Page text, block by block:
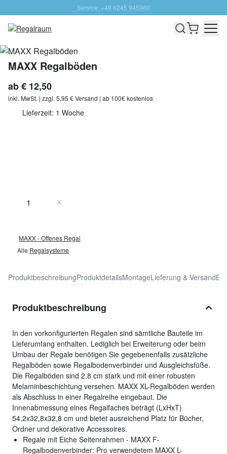
Service: +49 6245 945960
SUNNY SALE: Bis zu 20% Rabatt
MAXX Regalböden
ab€ 12,50
inkl. MwSt. | zzgl. 5,95 € Versand | ab 100€ kostenlos
Lieferzeit: 1 Woche
MAXX - Offenes Regal
Alle Regalsysteme
ProduktbeschreibungProduktdetailsMontageLieferung & Versand
Produktbeschreibung
In den vorkonfigurierten Regalen sind sämtliche Bauteile im
Lieferumfang enthalten. Lediglich bei Erweiterung oder beim
Umbau der Regale benötigen Sie gegebenenfalls zusätzliche
Regalböden sowie Regalbodenverbinder und Ausgleichsfüße.
Die Regalböden sind 2,8 cm stark und mit einer robusten
Melaminbeschichtung versehen. MAXX XL-Regalböden werden
als Abschluss in einer Regalreihe eingebaut. Die
Innenabmessung eines Regalfaches beträgt (LxHxT)
54,2x32,8x32,8 cm und bietet ausreichend Platz für Bücher,
Ordner und dekorative Accessoires.
Regale mit Eiche Seitenrahmen - MAXX F-
Regalbodenverbinder: Pro verwendetem MAXX L-